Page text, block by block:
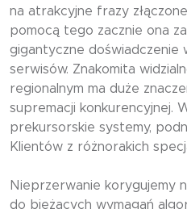
na atrakcyjne frazy
pomocą tego zacznie ona
gigantyczne doświadczenie
serwisów. Znakomita
regionalnym ma duże
supremacji konkurencyjnej.
prekursorskie systemy,
Klientów z różnorakich
Nieprzerwanie korygujemy
do bieżących wymagań